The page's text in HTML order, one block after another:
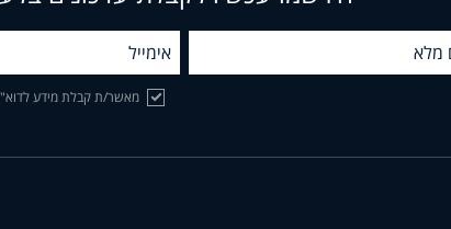
מאשר/ת קבלת מידע